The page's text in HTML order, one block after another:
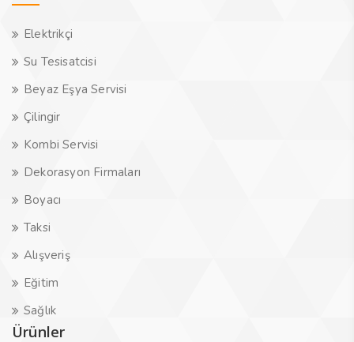
Elektrikçi
Su Tesisatcisi
Beyaz Eşya Servisi
Çilingir
Kombi Servisi
Dekorasyon Firmaları
Boyacı
Taksi
Alışveriş
Eğitim
Sağlık
Ürünler